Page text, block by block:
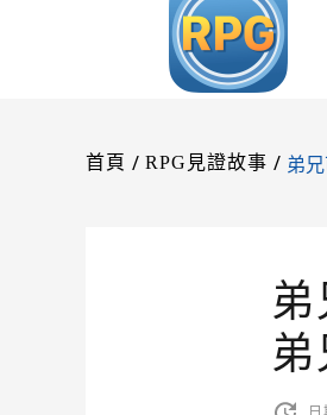
首頁 / RPG見證故事 / 弟